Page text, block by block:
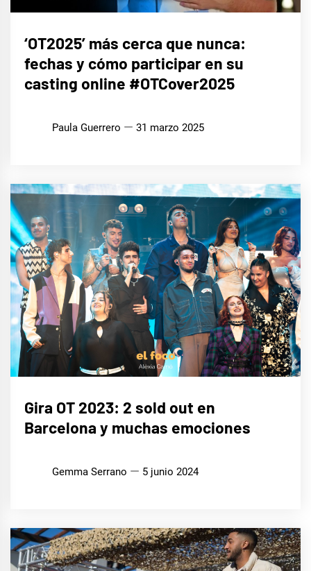
SERIES
Y TV
‘OT2025’ más cerca que nunca:
fechas y cómo participar en su
casting online #OTCover2025
Paula Guerrero 31 marzo 2025
Gira OT 2023: 2 sold out en
Barcelona y muchas emociones
Gemma Serrano 5 junio 2024